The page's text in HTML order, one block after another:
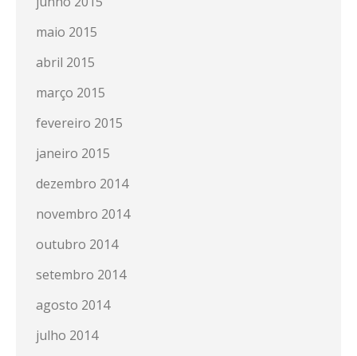
maio 2015
abril 2015
março 2015
fevereiro 2015
janeiro 2015
dezembro 2014
novembro 2014
outubro 2014
setembro 2014
agosto 2014
julho 2014